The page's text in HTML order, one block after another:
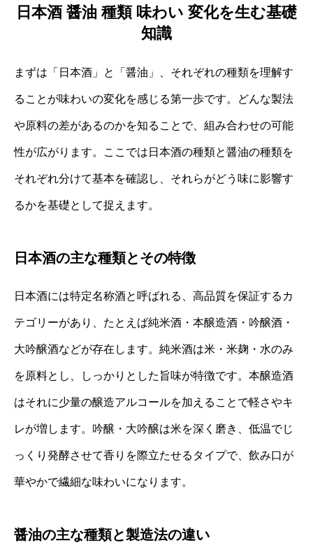
日本酒 醤油 種類 味わい 変化を生む基礎
知識
まずは「日本酒」と「醤油」、それぞれの種類を理解す
ることが味わいの変化を感じる第一歩です。どんな製法
や原料の差があるのかを知ることで、組み合わせの可能
性が広がります。ここでは日本酒の種類と醤油の種類を
それぞれ分けて基本を確認し、それらがどう味に影響す
るかを基礎として捉えます。
日本酒の主な種類とその特徴
日本酒には特定名称酒と呼ばれる、高品質を保証するカ
テゴリーがあり、たとえば純米酒・本醸造酒・吟醸酒・
大吟醸酒などが存在します。純米酒は米・米麹・水のみ
を原料とし、しっかりとした旨味が特徴です。本醸造酒
はそれに少量の醸造アルコールを加えることで軽さやキ
レが増します。吟醸・大吟醸は米を深く磨き、低温でじ
っくり発酵させて香りを際立たせるタイプで、飲み口が
華やかで繊細な味わいになります。
醤油の主な種類と製造法の違い